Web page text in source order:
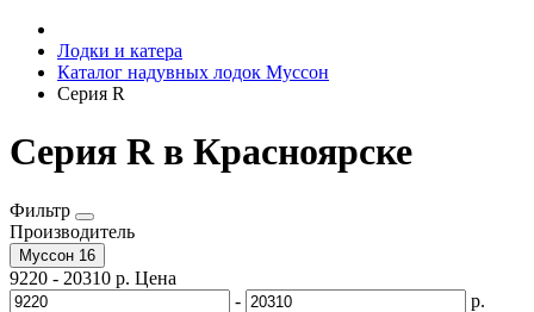
Лодки и катера
Каталог надувных лодок Муссон
Серия R
Серия R в Красноярске
Фильтр
Производитель
Муссон 16
9220 - 20310 р. Цена
-
р.